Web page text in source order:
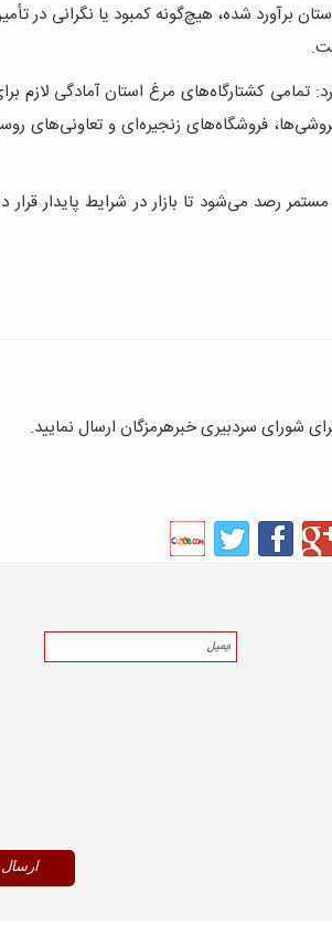
برآورد شده، هیچ‌گونه کمبود یا نگرانی در
تمامی کشتارگاه‌های مرغ استان آمادگی لازم
فروشگاه‌های زنجیره‌ای و تعاونی‌های
رصد می‌شود تا بازار در شرایط پایدار
شورای سردبیری خبرهرمزگان ارسال نمایید.